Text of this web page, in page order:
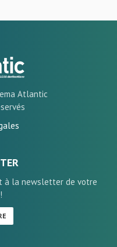
Atlantic
à la newsletter de votre